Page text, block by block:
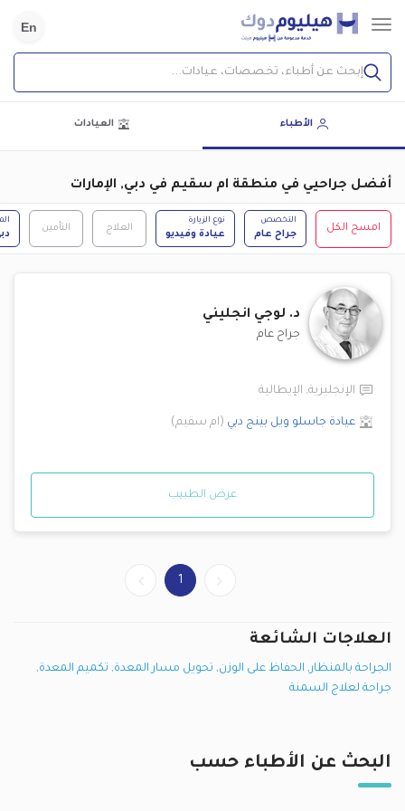
En
إبحث عن أطباء، تخصصات، عيادات...
الأطباء العيادات
أفضل جراحيي في منطقة ام سقيم في دبي, الإمارات
امسح الكل
التخصص
جراح عام
نوع الزيارة
عيادة وفيديو
العلاج التأمين
د. لوجي انجليني
جراح عام
الإنجليزية, الإيطالية
عيادة جاسلو ويل بينج دبي (ام سقيم)
عرض الطبيب
1
العلاجات الشائعة
الجراحة بالمنظار, الحفاظ على الوزن, تحويل مسار المعدة, تكميم المعدة,
جراحة لعلاج السمنة
البحث عن الأطباء حسب